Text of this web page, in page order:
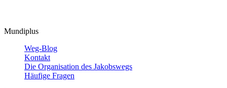
Mundiplus
Weg-Blog
Kontakt
Die Organisation des Jakobswegs
Häufige Fragen